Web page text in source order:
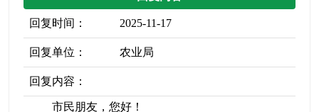
回复时间： 2025-11-17
回复单位： 农业局
回复内容：
市民朋友，您好！